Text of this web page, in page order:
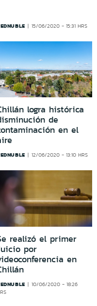
15/06/2020 - 15:31 HRS
logra histórica
de
en el
12/06/2020 - 13:10 HRS
realizó el primer
por
en
10/06/2020 - 18:26